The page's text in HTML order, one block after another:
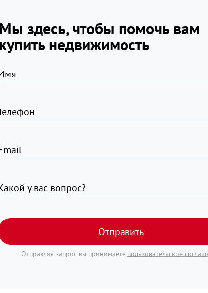
Мы здесь, чтобы помочь вам
купить недвижимость
у вас вопрос?
Отправить
Отправляя запрос вы принимаете пользовательское